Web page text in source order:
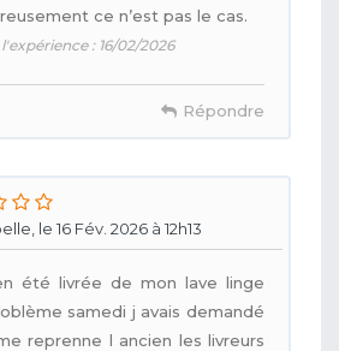
ce n’est pas le cas.
: 16/02/2026
Répondre
le 16 Fév. 2026 à 12h13
été livrée de mon lave linge
samedi j avais demandé
reprenne l ancien les livreurs